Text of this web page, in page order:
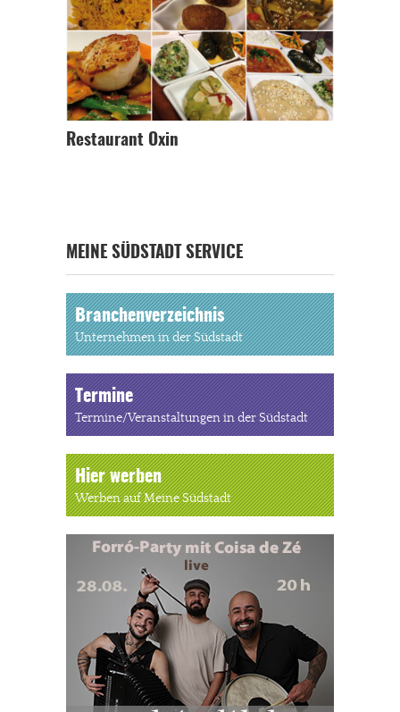
Restaurant Oxin
MEINE SÜDSTADT SERVICE
Branchenverzeichnis
Unternehmen in der Südstadt
Termine
Termine/Veranstaltungen in der Südstadt
Hier werben
Werben auf Meine Südstadt